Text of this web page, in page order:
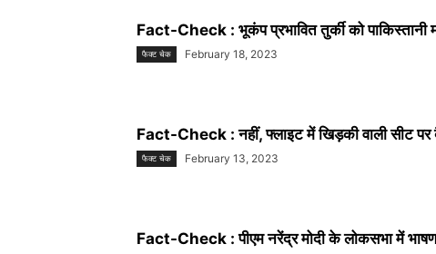
Fact-Check : भूकंप प्रभावित तुर्की को पाकिस्तानी
फैक्ट चेक February 18, 2023
Fact-Check : नहीं, फ्लाइट में खिड़की वाली सीट
फैक्ट चेक February 13, 2023
Fact-Check : पीएम नरेंद्र मोदी के लोकसभा में भाषण